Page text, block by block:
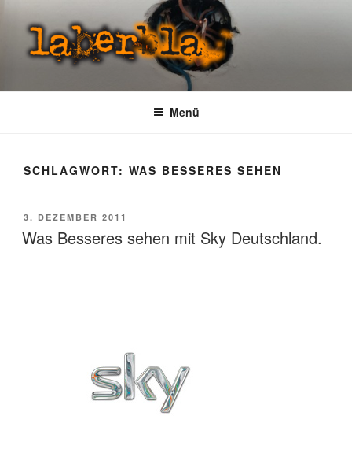
Inhalt
springen
LABERBLA
laber mal
Menü
SCHLAGWORT: WAS BESSERES SEHEN
VERÖFFENTLICHT
AM
3. DEZEMBER 2011
Was Besseres sehen mit Sky Deutschland.